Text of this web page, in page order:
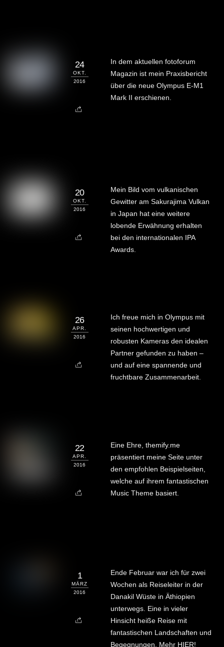
24
OKT.
2016
In dem aktuellen fotoforum
Magazin ist mein Praxisbericht
über die neue Olympus E-M1
Mark II erschienen.
20
OKT.
2016
Mein Bild vom vulkanischen
Gewitter am Sakurajima Vulkan
in Japan hat eine weitere
lobende Erwähnung erhalten
bei den internationalen IPA
Awards.
26
APR.
2016
Ich freue mich in Olympus mit
seinen hochwertigen und
robusten Kameras den idealen
Partner gefunden zu haben –
und auf eine spannende und
fruchtbare Zusammenarbeit.
22
APR.
2016
Eine Ehre, themify.me
präsentiert meine Seite unter
den empfohlen Beispielseiten,
welche auf ihrem fantastischen
Music Theme basiert.
1
MÄRZ
2016
Ende Februar war ich für zwei
Wochen als Reiseleiter in der
Danakil Wüste in Äthiopien
unterwegs. Eine in vieler
Hinsicht heiße Reise mit
fantastischen Landschaften und
Begegnungen. Mehr HIER!